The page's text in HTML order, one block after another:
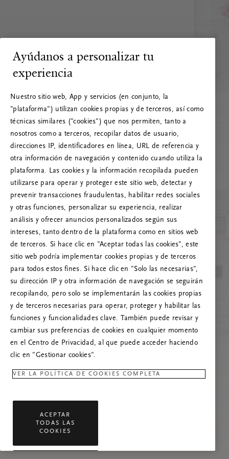
RITUALS 500
¡Vaya! Error de servidor
Prueba a actualizar esta página o, si el
problema persiste, ponte en contacto con
nosotros.
Ayúdanos a personalizar tu
experiencia
Nuestro sitio web, App y servicios (en conjunto, la
"plataforma") utilizan cookies propias y de terceros, así como
técnicas similares ("cookies") que nos permiten, tanto a
nosotros como a terceros, recopilar datos de usuario,
direcciones IP, identificadores en línea, URL de referencia y
otra información de navegación y contenido cuando utiliza la
plataforma. Las cookies y la información recopilada pueden
utilizarse para operar y proteger este sitio web, detectar y
prevenir transacciones fraudulentas, habilitar redes sociales
y otras funciones, personalizar su experiencia, realizar
análisis y ofrecer anuncios personalizados según sus
intereses, tanto dentro de la plataforma como en sitios web
de terceros. Si hace clic en "Aceptar todas las cookies", este
sitio web podría implementar cookies propias y de terceros
para todos estos fines. Si hace clic en "Solo las necesarias",
su dirección IP y otra información de navegación se seguirán
recopilando, pero solo se implementarán las cookies propias
y de terceros necesarias para operar, proteger y habilitar las
funciones y funcionalidades clave. También puede revisar y
cambiar sus preferencias de cookies en cualquier momento
en el Centro de Privacidad, al que puede acceder haciendo
clic en "Gestionar cookies".
VER LA POLÍTICA DE COOKIES COMPLETA
ACEPTAR
TODAS LAS
COOKIES